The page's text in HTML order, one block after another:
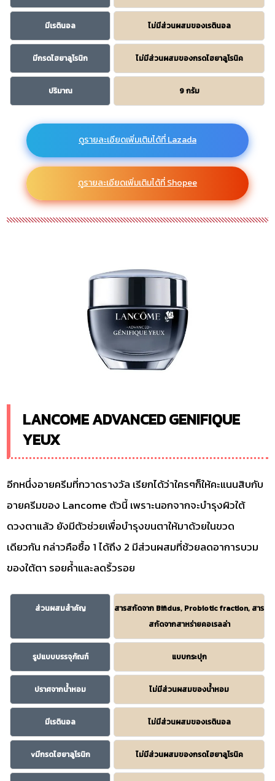
มีเรตินอล ไม่มีส่วนผสมของเรตินอล
มีกรดไฮยาลูโรนิก ไม่มีส่วนผสมของกรดไฮยาลูโรนิค
ปริมาณ 9 กรัม
ดูรายละเอียดเพิ่มเติมได้ที่ Lazada
ดูรายละเอียดเพิ่มเติมได้ที่ Shopee
LANCOME ADVANCED GENIFIQUE
YEUX
อีกหนึ่งอายครีมที่กวาดรางวัล เรียกได้ว่าใครๆก็ให้คะแนนสิบกับ
อายครีมของ Lancome ตัวนี้ เพราะนอกจากจะบำรุงผิวใต้
ดวงตาแล้ว ยังมีตัวช่วยเพื่อบำรุงขนตาให้มาด้วยในขวด
เดียวกัน กล่าวคือซื้อ 1 ได้ถึง 2 มีส่วนผสมที่ช้วยลดอาการบวม
ของใต้ตา รอยค้ำและลดริ้วรอย
ส่วนผสมสำคัญ
สารสกัดจาก Bifidus, Probiotic fraction, สาร
สกัดจากสาหร่ายคอเรลล่า
รูปแบบบรรจุภัณฑ์ แบบกระปุก
ปราศจากน้ำหอม ไม่มีส่วนผสมของน้ำหอม
มีเรตินอล ไม่มีส่วนผสมของเรตินอล
vมีกรดไฮยาลูโรนิก ไม่มีส่วนผสมของกรดไฮยาลูโรนิค